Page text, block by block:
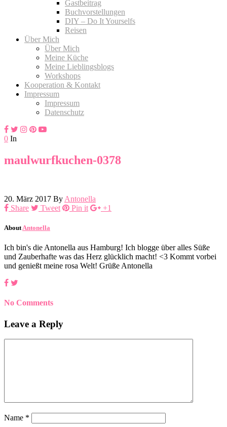
Gastbeitrag
Buchvorstellungen
DIY – Do It Yourselfs
Reisen
Über Mich
Über Mich
Meine Küche
Meine Lieblingsblogs
Workshops
Kooperation & Kontakt
Impressum
Impressum
Datenschutz
0 In
maulwurfkuchen-0378
20. März 2017 By Antonella
Share
Tweet Pin it +1
About Antonella
Ich bin's die Antonella aus Hamburg! Ich blogge über alles Süße
und Zauberhafte was das Herz glücklich macht! <3 Kommt vorbei
und genießt meine rosa Welt! Grüße Antonella
No Comments
Leave a Reply
Name *